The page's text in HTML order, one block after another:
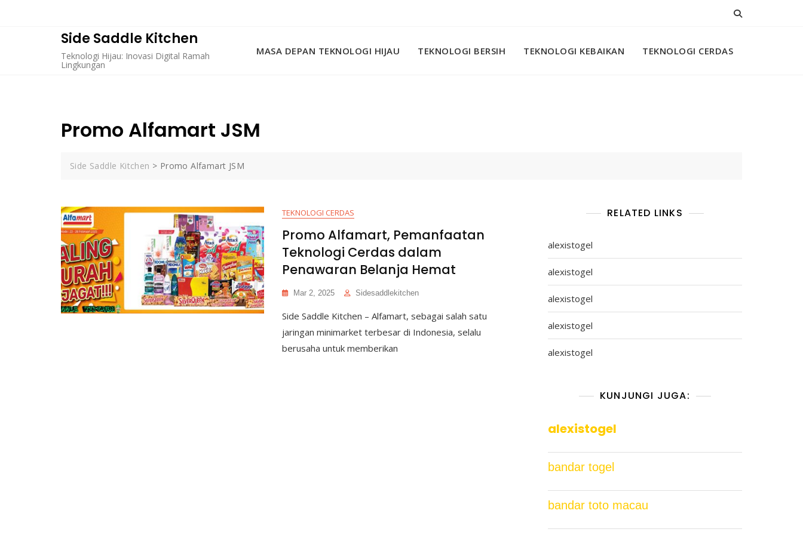
Side Saddle Kitchen
Teknologi Hijau: Inovasi Digital Ramah
Lingkungan
MASA DEPAN TEKNOLOGI HIJAU TEKNOLOGI BERSIH TEKNOLOGI KEBAIKAN TEKNOLOGI CERDAS
Promo Alfamart JSM
Side Saddle Kitchen > Promo Alfamart JSM
TEKNOLOGI CERDAS
Promo Alfamart, Pemanfaatan
Teknologi Cerdas dalam
Penawaran Belanja Hemat
Mar 2, 2025 Sidesaddlekitchen
Side Saddle Kitchen – Alfamart, sebagai salah satu
jaringan minimarket terbesar di Indonesia, selalu
berusaha untuk memberikan
RELATED LINKS
alexistogel
alexistogel
alexistogel
alexistogel
alexistogel
KUNJUNGI JUGA:
alexistogel
bandar togel
bandar toto macau